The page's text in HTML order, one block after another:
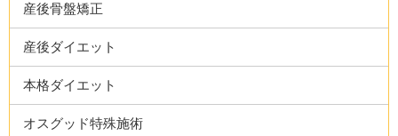
産後骨盤矯正
産後ダイエット
本格ダイエット
オスグッド特殊施術